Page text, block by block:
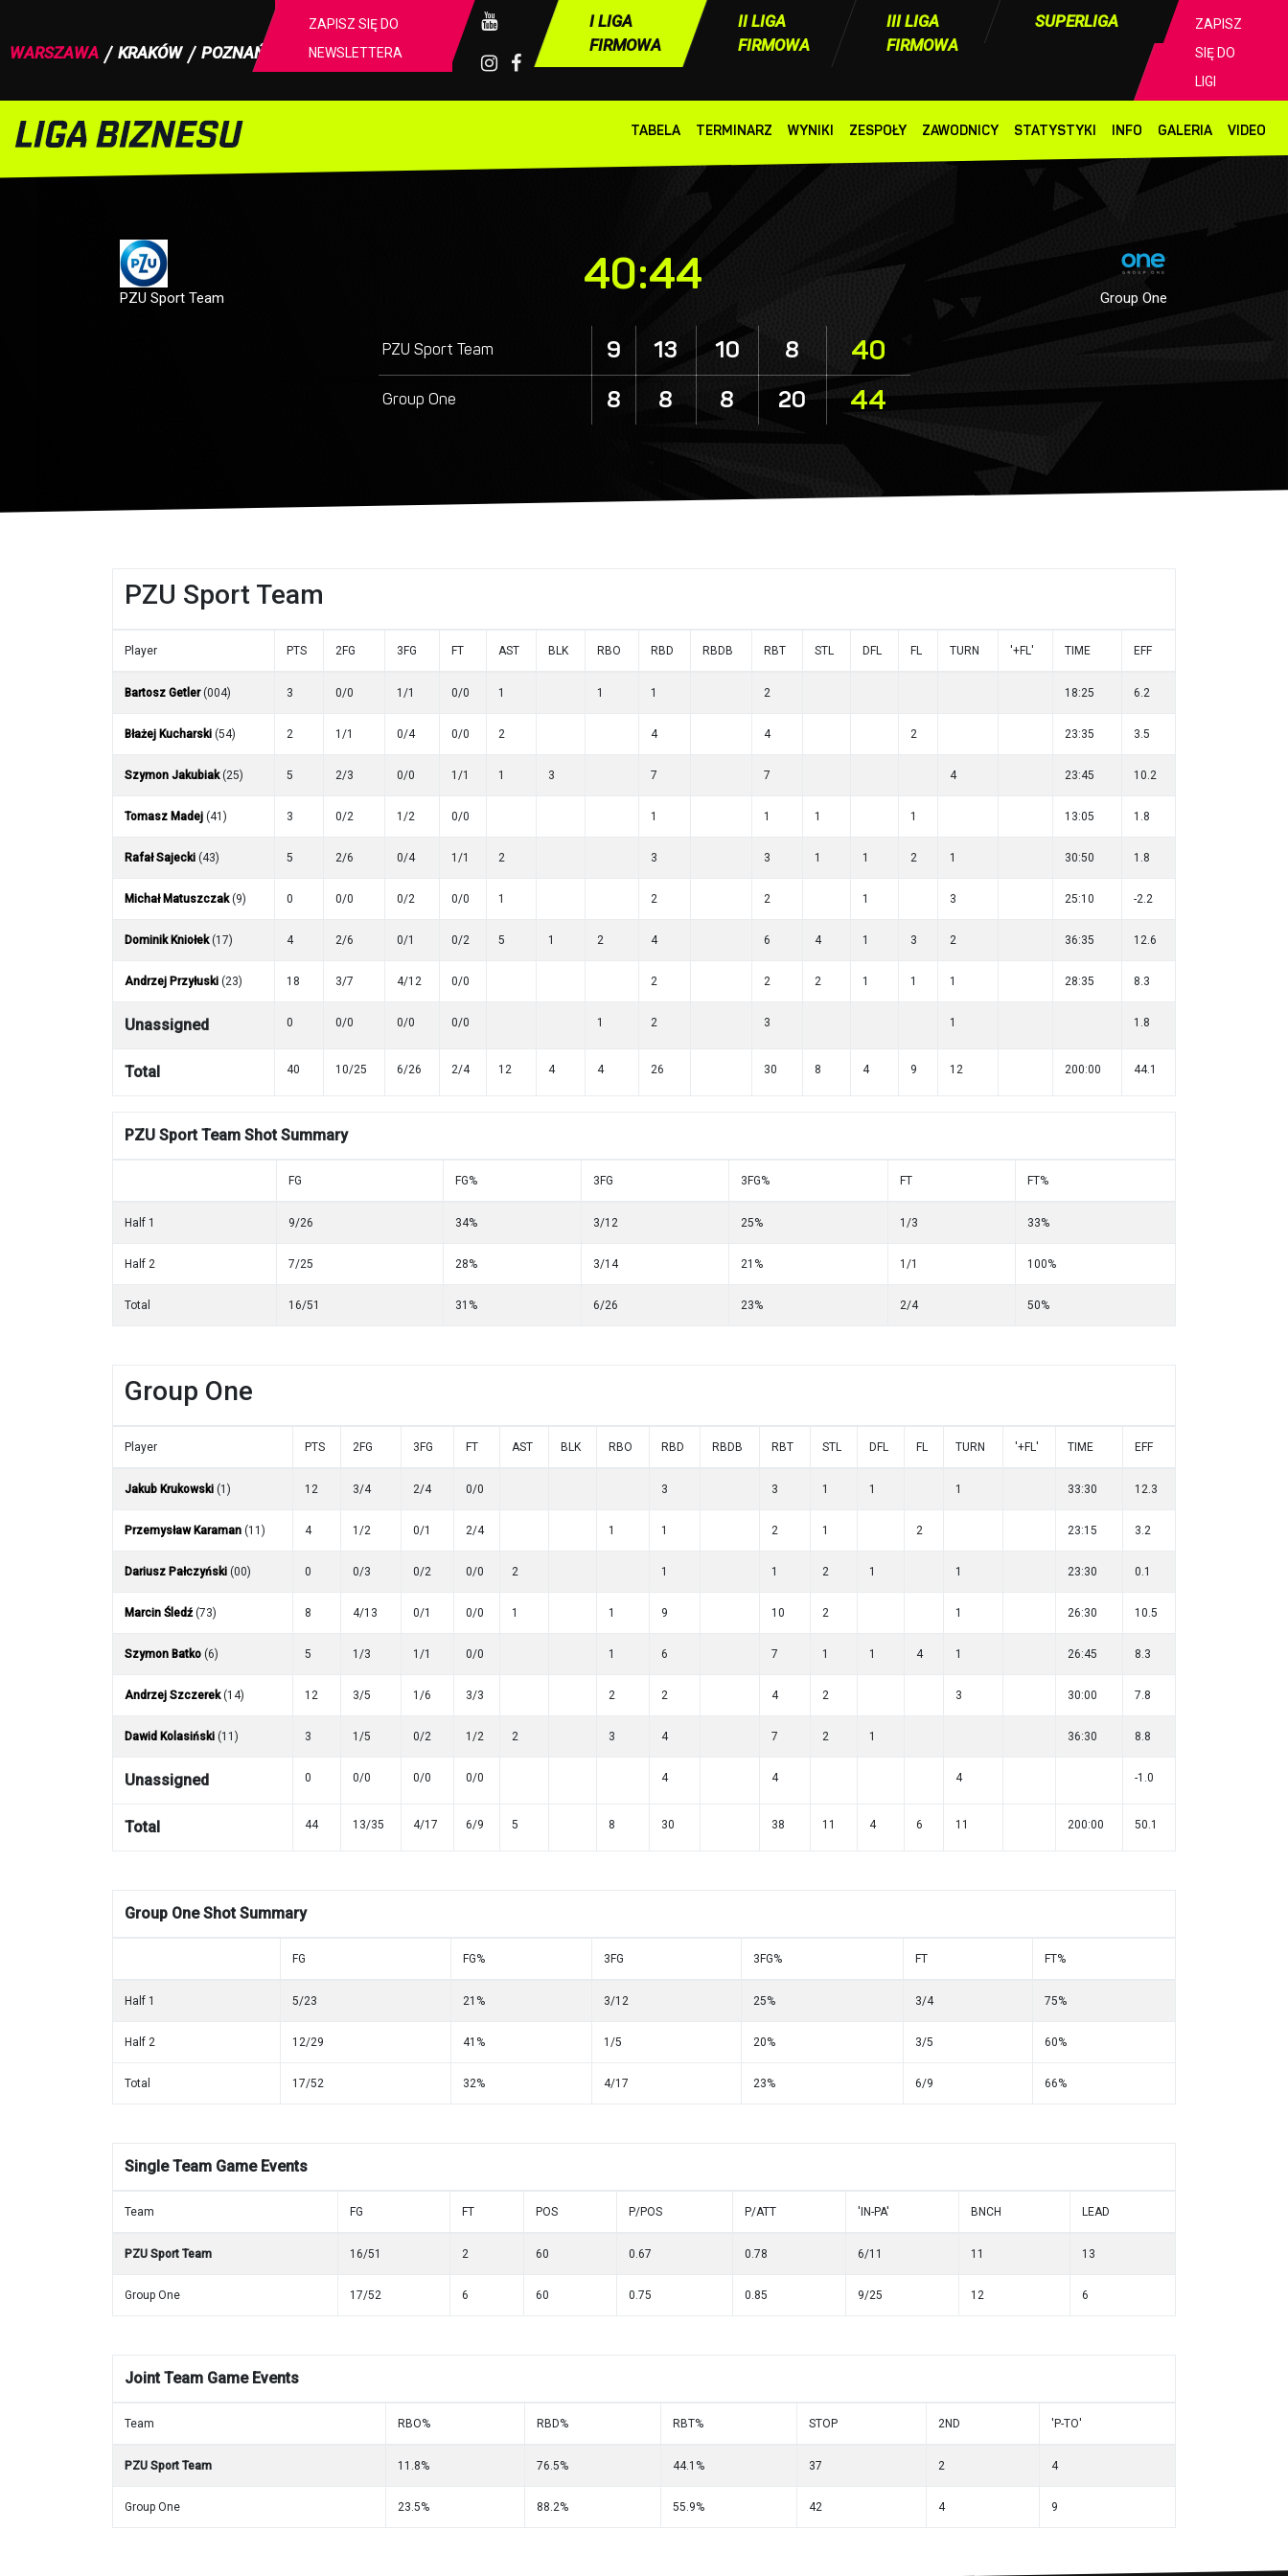
WARSZAWA KRAKÓW POZNAŃ
ZAPISZ SIĘ DO
NEWSLETTERA
I LIGA
FIRMOWA
II LIGA
FIRMOWA
III LIGA
FIRMOWA
SUPERLIGA
ZAPISZ
SIĘ DO
LIGI
TABELA TERMINARZ WYNIKI ZESPOŁY ZAWODNICY STATYSTYKI INFO GALERIA VIDEO
Strona główna Warszawa
PZU Sport Team 40:44 Group One
PZU Sport Team 9 13 10 8 40
Group One 8 8 8 20 44
PZU Sport Team
Player PTS 2FG 3FG FT AST BLK RBO RBD RBDB RBT STL DFL FL TURN '+FL' TIME EFF
Bartosz Getler(004) 3 0/0 1/1 0/0 1 1 1 2 18:25 6.2
Błażej Kucharski (54) 2 1/1 0/4 0/0 2 4 4 2 23:35 3.5
Szymon Jakubiak(25) 5 2/3 0/0 1/1 1 3 7 7 4 23:45 10.2
Tomasz Madej (41) 3 0/2 1/2 0/0 1 1 1 1 13:05 1.8
Rafał Sajecki (43) 5 2/6 0/4 1/1 2 3 3 1 1 2 1 30:50 1.8
Michał Matuszczak(9) 0 0/0 0/2 0/0 1 2 2 1 3 25:10 -2.2
Dominik Kniołek(17) 4 2/6 0/1 0/2 5 1 2 4 6 4 1 3 2 36:35 12.6
Andrzej Przyłuski (23) 18 3/7 4/12 0/0 2 2 2 1 1 1 28:35 8.3
Unassigned 0 0/0 0/0 0/0 1 2 3 1 1.8
Total 40 10/25 6/26 2/4 12 4 4 26 30 8 4 9 12 200:00 44.1
PZU Sport Team Shot Summary
FG FG% 3FG 3FG% FT FT%
Half 1 9/26 34% 3/12 25% 1/3 33%
Half 2 7/25 28% 3/14 21% 1/1 100%
Total 16/51 31% 6/26 23% 2/4 50%
Group One
Player PTS 2FG 3FG FT AST BLK RBO RBD RBDB RBT STL DFL FL TURN '+FL' TIME EFF
Jakub Krukowski (1) 12 3/4 2/4 0/0 3 3 1 1 1 33:30 12.3
Przemysław Karaman (11) 4 1/2 0/1 2/4 1 1 2 1 2 23:15 3.2
Dariusz Pałczyński (00) 0 0/3 0/2 0/0 2 1 1 2 1 1 23:30 0.1
Marcin Śledź(73) 8 4/13 0/1 0/0 1 1 9 10 2 1 26:30 10.5
Szymon Batko (6) 5 1/3 1/1 0/0 1 6 7 1 1 4 1 26:45 8.3
Andrzej Szczerek(14) 12 3/5 1/6 3/3 2 2 4 2 3 30:00 7.8
Dawid Kolasiński (11) 3 1/5 0/2 1/2 2 3 4 7 2 1 36:30 8.8
Unassigned 0 0/0 0/0 0/0 4 4 4 -1.0
Total 44 13/35 4/17 6/9 5 8 30 38 11 4 6 11 200:00 50.1
Group OneShot Summary
FG FG% 3FG 3FG% FT FT%
Half 1 5/23 21% 3/12 25% 3/4 75%
Half 2 12/29 41% 1/5 20% 3/5 60%
Total 17/52 32% 4/17 23% 6/9 66%
Single Team Game Events
Team FG FT POS P/POS P/ATT 'IN-PA' BNCH LEAD
PZU Sport Team 16/51 2 60 0.67 0.78 6/11 11 13
Group One 17/52 6 60 0.75 0.85 9/25 12 6
Joint Team Game Events
Team RBO% RBD% RBT% STOP 2ND 'P-TO'
PZU Sport Team 11.8% 76.5% 44.1% 37 2 4
Group One 23.5% 88.2% 55.9% 42 4 9